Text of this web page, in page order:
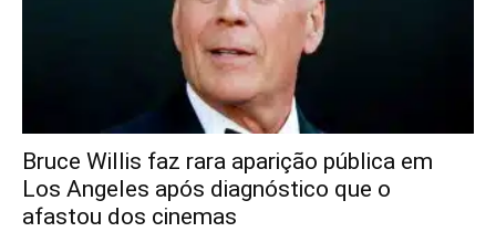
Bruce Willis faz rara aparição pública em
Los Angeles após diagnóstico que o
afastou dos cinemas